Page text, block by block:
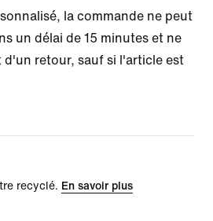
la commande ne peut
un délai de 15 minutes et ne
d'un retour, sauf si l'article est
recyclé. En savoir plus